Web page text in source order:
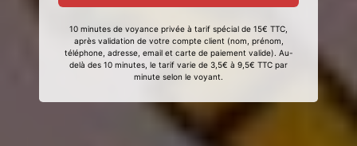
10 minutes de voyance privée à tarif spécial de 15€ TTC,
après validation de votre compte client (nom, prénom,
téléphone, adresse, email et carte de paiement valide). Au-
delà des 10 minutes, le tarif varie de 3,5€ à 9,5€ TTC par
minute selon le voyant.